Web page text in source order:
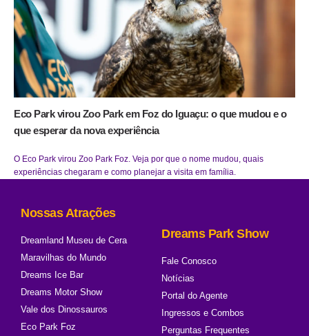
Eco Park virou Zoo Park em Foz do Iguaçu: o que mudou e o
que esperar da nova experiência
O Eco Park virou Zoo Park Foz. Veja por que o nome mudou, quais
experiências chegaram e como planejar a visita em família.
Nossas Atrações
Dreamland Museu de Cera
Maravilhas do Mundo
Dreams Ice Bar
Dreams Motor Show
Vale dos Dinossauros
Eco Park Foz
Dreams Park Show
Fale Conosco
Notícias
Portal do Agente
Ingressos e Combos
Perguntas Frequentes